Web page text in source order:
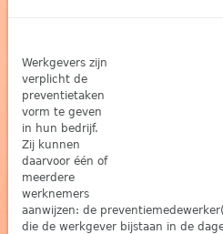
Werkgevers zijn
verplicht de
preventietaken
vorm te geven
in hun bedrijf.
Zij kunnen
daarvoor één of
meerdere
werknemers
aanwijzen: de
die de werkgever bijstaan in de